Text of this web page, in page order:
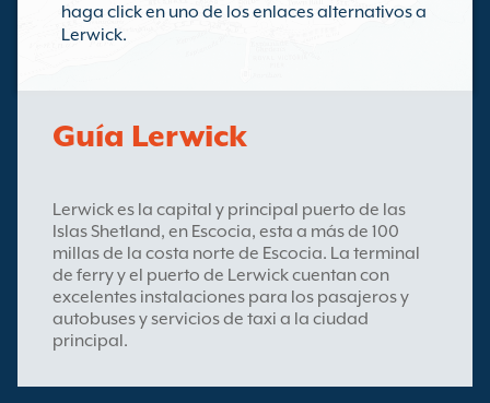
haga click en uno de los enlaces alternativos a
Lerwick.
Guía Lerwick
Lerwick es la capital y principal puerto de las
Islas Shetland, en Escocia, esta a más de 100
millas de la costa norte de Escocia. La terminal
de ferry y el puerto de Lerwick cuentan con
excelentes instalaciones para los pasajeros y
autobuses y servicios de taxi a la ciudad
principal.